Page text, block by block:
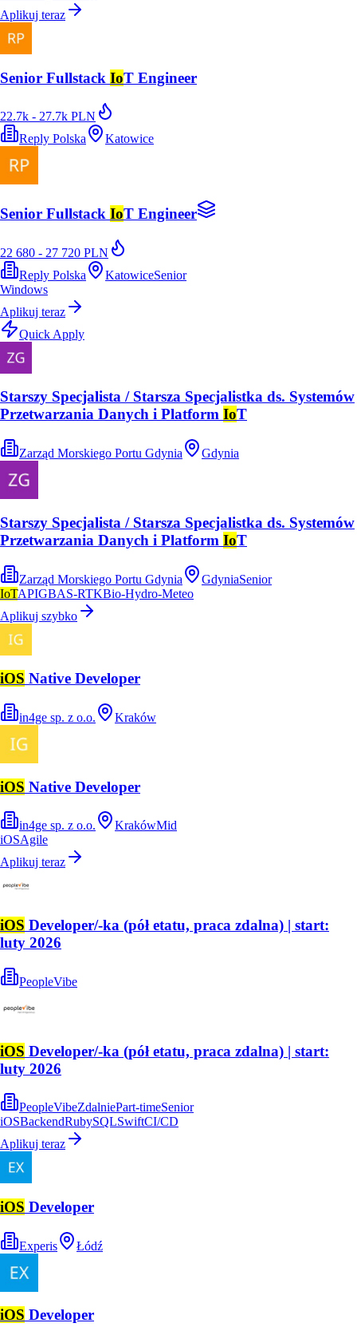
Aplikuj teraz
Senior Fullstack IoT Engineer
22.7k - 27.7k PLN
Reply Polska
Katowice
Senior Fullstack IoT Engineer
22 680 - 27 720 PLN
Reply Polska
KatowiceSenior
Windows
Aplikuj teraz
Quick Apply
Starszy Specjalista / Starsza Specjalistka ds. Systemów
Przetwarzania Danych i Platform IoT
Zarząd Morskiego Portu Gdynia Gdynia
Starszy Specjalista / Starsza Specjalistka ds. Systemów
Przetwarzania Danych i Platform IoT
Zarząd Morskiego Portu Gdynia GdyniaSenior
IoTAPIGBAS-RTKBio-Hydro-Meteo
Aplikuj szybko
iOS Native Developer
in4ge sp. z o.o. Kraków
iOS Native Developer
in4ge sp. z o.o. KrakówMid
iOSAgile
Aplikuj teraz
iOS Developer/-ka (pół etatu, praca zdalna) | start:
luty 2026
PeopleVibe
iOS Developer/-ka (pół etatu, praca zdalna) | start:
luty 2026
PeopleVibeZdalniePart-timeSenior
iOSBackendRubySQLSwiftCI/CD
Aplikuj teraz
iOS Developer
Experis Łódź
iOS Developer